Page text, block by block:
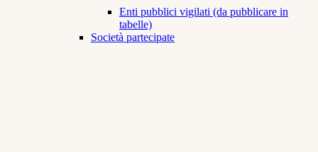
Enti pubblici vigilati (da pubblicare in
tabelle)
Società partecipate